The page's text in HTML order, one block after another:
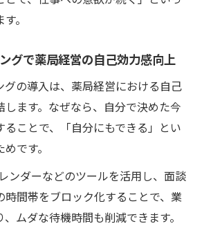
。
グで薬局経営の自己効力感向上
グの導入は、薬局経営における自己
ます。なぜなら、自分で決めた今
ることで、「自分にもできる」とい
です。
ンダーなどのツールを活用し、面談
間帯をブロック化することで、業
ムダな待機時間も削減できます。